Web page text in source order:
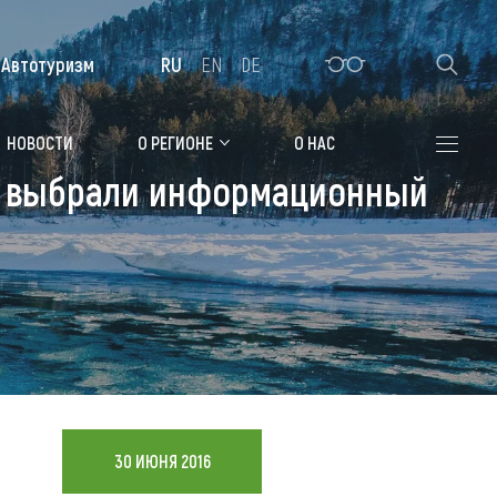
Алтайская зимовка
Где остановиться
Санатории
Гостиницы, отели
Коттеджи, базы
Сельские усадьбы
Мотели, придорожные отели
НОВОСТИ О РЕГИОНЕ О НАС
Автотуризм RU EN DE
выбрали информационный
30 ИЮНЯ 2016